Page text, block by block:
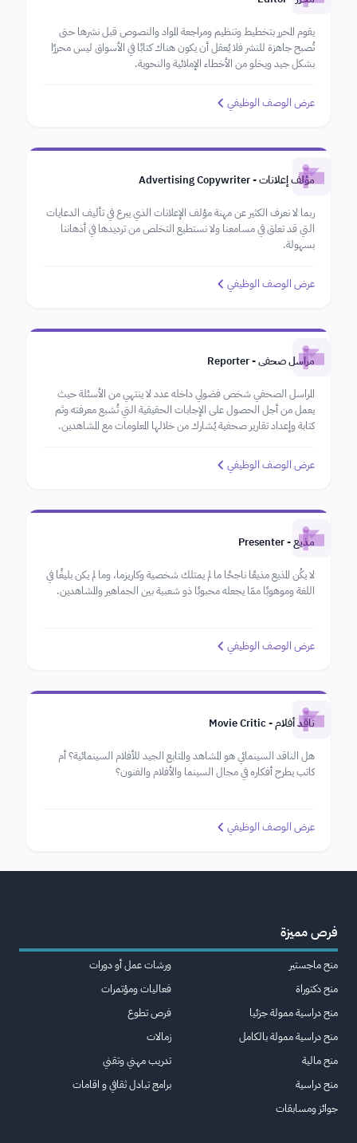
يقوم المحرر بتخطيط وتنظيم ومراجعة المواد والنصوص قبل نشرها حتى
تُصبح جاهزة للنشر فلا يُعقل أن يكون هناك كتابًا في الأسواق ليس محررًا
بشكل جيد ويخلو من الأخطاء الإملائية والنحوية.
عرض الوصف الوظيفي
مؤلف إعلانات - Advertising Copywriter
ربما لا نعرف الكثير عن مهنة مؤلف الإعلانات الذي يبرع في تأليف الدعايات
التي قد تعلق في مسامعنا ولا نستطيع التخلص من ترديدها في أذهاننا
بسهولة.
عرض الوصف الوظيفي
مراسل صحفي - Reporter
المراسل الصحفي شخص فضولي داخله عدد لا ينتهي من الأسئلة حيث
يعمل من أجل الحصول على الإجابات الحقيقية التي تُشبع معرفته وثم
كتابة وإعداد تقارير صحفية يُشارك من خلالها المعلومات مع المشاهدين.
عرض الوصف الوظيفي
مذيع - Presenter
لا يكُن المذيع مذيعًا ناجحًا ما لم يمتلك شخصية وكاريزما، وما لم يكن بليغًا في
اللغة وموهوبًا ممّا يجعله محبوبًا ذو شعبية بين الجماهير والمشاهدين.
عرض الوصف الوظيفي
ناقد أفلام - Movie Critic
هل الناقد السينمائي هو المشاهد والمتابع الجيد للأفلام السينمائية؟ أم
كاتب يطرح أفكاره في مجال السينما والأفلام والفنون؟
عرض الوصف الوظيفي
فرص مميزة
منح ماجستير
منح دكتوراة
منح دراسية ممولة جزئيا
منح دراسية ممولة بالكامل
منح مالية
منح دراسية
جوائز ومسابقات
ورشات عمل أو دورات
فعاليات ومؤتمرات
فرص تطوع
زمالات
تدريب مهني وتقني
برامج تبادل ثقافي و اقامات